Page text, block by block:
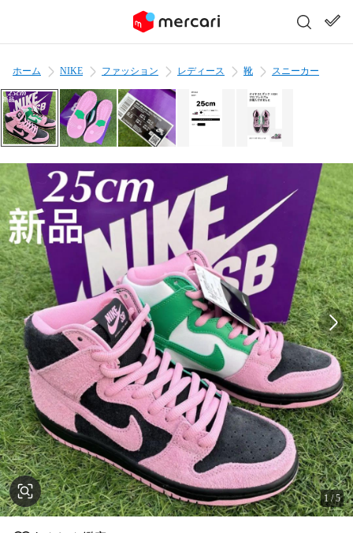
ホーム NIKE ファッション レディース 靴 スニーカー
1/5